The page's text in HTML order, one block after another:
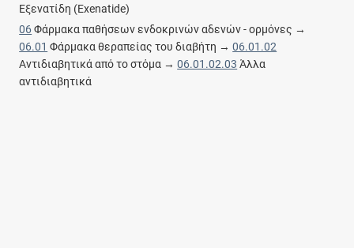
Εξενατίδη (Exenatide)
06Φάρμακα παθήσεων ενδοκρινών αδενών - ορμόνες →
06.01 Φάρμακα θεραπείας του διαβήτη →06.01.02
Αντιδιαβητικά από το στόμα →06.01.02.03 Άλλα
αντιδιαβητικά